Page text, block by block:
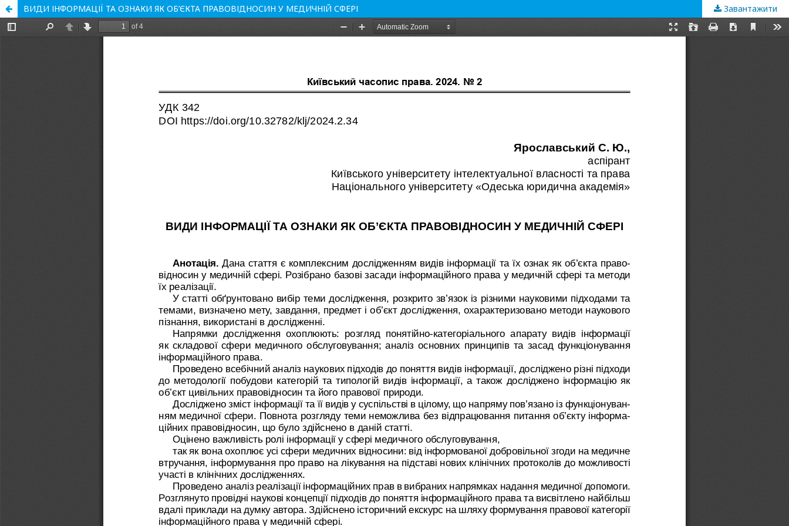
ВИДИ ІНФОРМАЦІЇ ТА ОЗНАКИ ЯК ОБ’ЄКТА ПРАВОВІДНОСИН У МЕДИЧНІЙ СФЕРІ Завантажити